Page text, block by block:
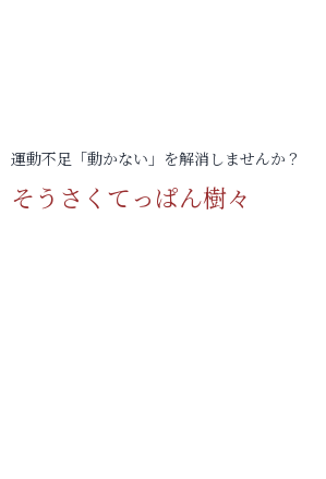
運動不足「動かない」を解消しませんか？
そうさくてっぱん樹々